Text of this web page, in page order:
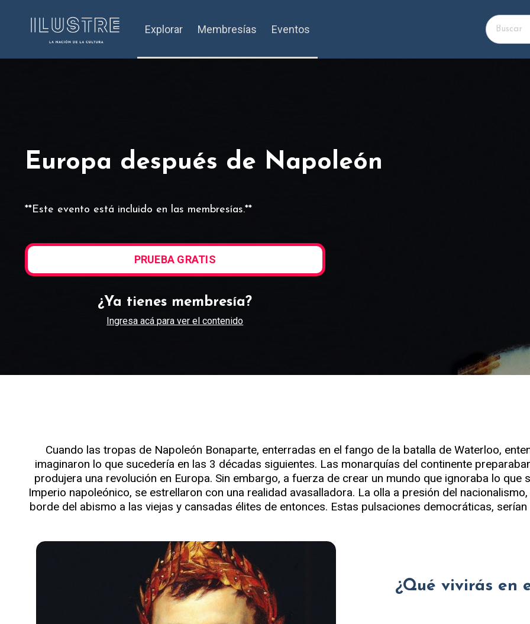
Explorar Membresías Eventos
Europa después de Napoleón
**Este evento está incluido en las membresías.**
PRUEBA GRATIS
¿Ya tienes membresía?
Ingresa acá para ver el contenido
Cuando las tropas de Napoleón Bonaparte, enterradas en el fango de la batalla de Waterloo,
imaginaron lo que sucedería en las 3 décadas siguientes. Las monarquías del continente
produjera una revolución en Europa. Sin embargo, a fuerza de crear un mundo que ignoraba lo que
Imperio napoleónico, se estrellaron con una realidad avasalladora. La olla a presión del
borde del abismo a las viejas y cansadas élites de entonces. Estas pulsaciones democráticas,
¿Qué vivirás en